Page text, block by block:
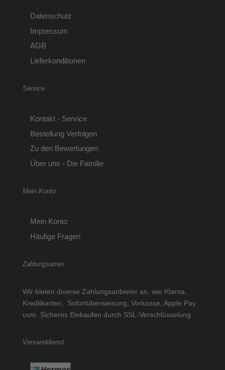
Datenschutz
Impressum
AGB
Lieferkonditionen
Service
Kontakt - Service
Bestellung Verfolgen
Zu den Bewertungen
Über uns - Die Familie
Mein Konto
Mein Konto
Häufige Fragen
Zahlungsarten :
Wir bieten diverse Zahlungsanbieter an, wie Klarna,
Kreditkarten, Sofortüberweisung, Vorkasse, Apple Pay
uvm. Sicheres Einkaufen durch SSL-Verschlüsselung
Versanddienst: